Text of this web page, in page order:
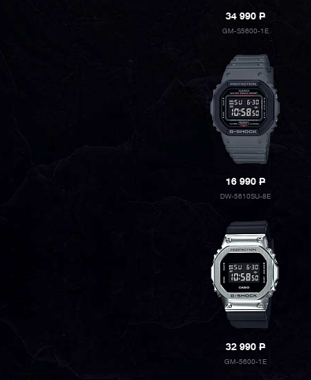
34 990P
GM-S5600-1E
16 990P
DW-5610SU-8E
32 990P
GM-5600-1E